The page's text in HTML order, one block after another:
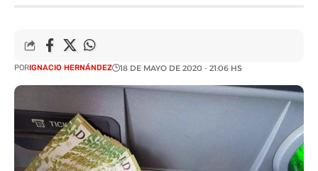
PORIGNACIO HERNÁNDEZ 18 DE MAYO DE 2020 - 21:06 HS